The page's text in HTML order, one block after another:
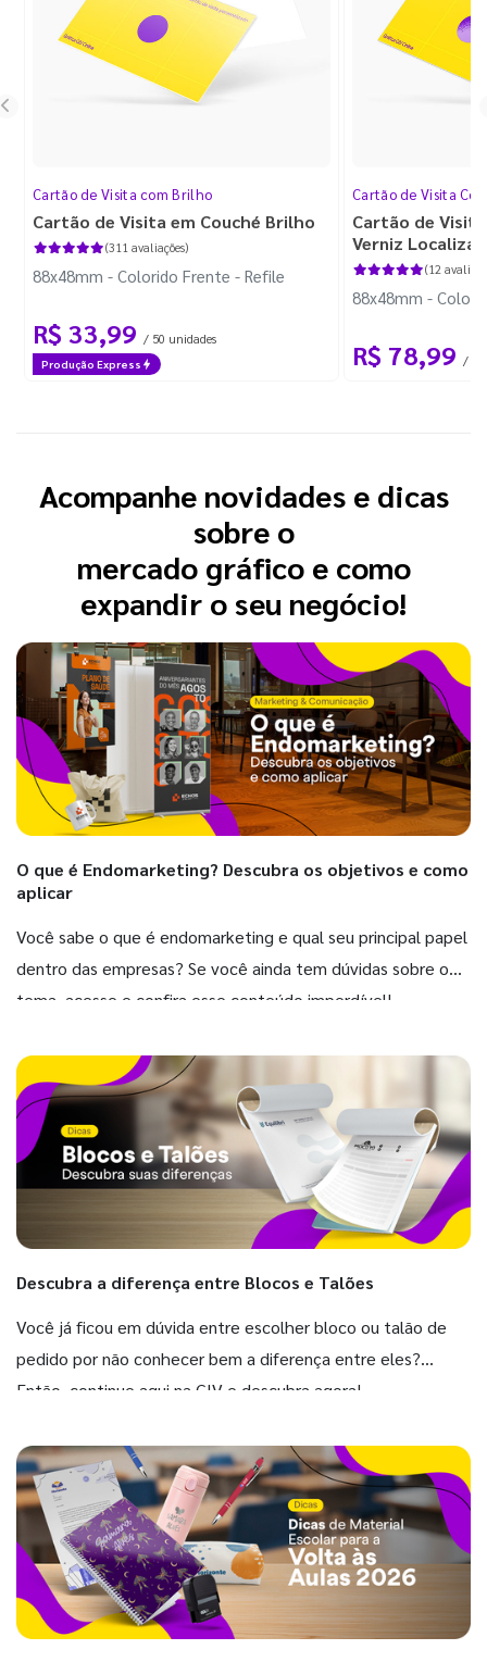
Cartão de Visita com Brilho
Cartão de Visita em Couché Brilho
(311 avaliações)
88x48mm - Colorido Frente - Refile
R$ 33,99 / 50 unidades
Produção Express
Cartão de Visita
Cartão de
Verniz
(12
88x48mm -
R$ 78,99 /
Acompanhe novidades e dicas
sobre o
mercado gráfico e como
expandir o seu negócio!
O que é Endomarketing? Descubra os objetivos e como
aplicar
Você sabe o que é endomarketing e qual seu principal papel
dentro das empresas? Se você ainda tem dúvidas sobre o
tema, acesse e confira esse conteúdo imperdível!
Descubra a diferença entre Blocos e Talões
Você já ficou em dúvida entre escolher bloco ou talão de
pedido por não conhecer bem a diferença entre eles?
Então, continue aqui na GIV e descubra agora!